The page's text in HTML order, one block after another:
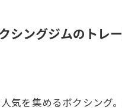
シングジムのトレ
気を集めるボクシング